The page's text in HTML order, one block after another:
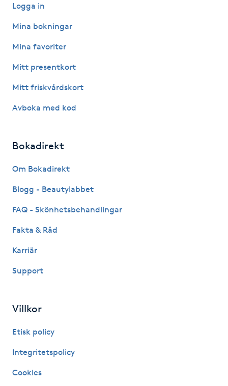
Hårvård
Hälsa
IPL
IR-massage
Japansk massage
Katun fransar
Keratinbehandling
Logga in
Mina bokningar
Mina favoriter
Mitt presentkort
Mitt friskvårdskort
Avboka med kod
Bokadirekt
Om Bokadirekt
Blogg - Beautylabbet
FAQ - Skönhetsbehandlingar
Fakta & Råd
Karriär
Support
Villkor
Etisk policy
Integritetspolicy
Cookies